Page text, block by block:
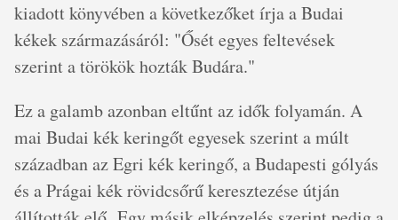
kiadott könyvében a következőket írja a Budai
kékek származásáról: "Ősét egyes feltevések
szerint a törökök hozták Budára."
Ez a galamb azonban eltűnt az idők folyamán. A
mai Budai kék keringőt egyesek szerint a múlt
században az Egri kék keringő, a Budapesti gólyás
és a Prágai kék rövidcsőrű keresztezése útján